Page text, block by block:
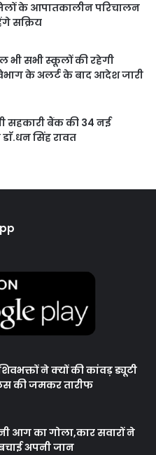
के आपातकालीन परिचालन
सक्रिय
भी सभी स्कूलों की रहेगी
के अलर्ट के बाद आदेश जारी
सहकारी बैंक की 34 नई
डाॅ.धन सिंह रावत
ने क्यों की कांवड़ ड्यूटी
की जमकर तारीफ
आग का गोला,कार सवारों ने
अपनी जान